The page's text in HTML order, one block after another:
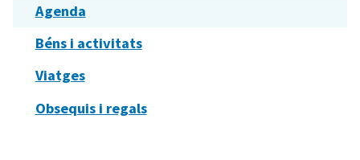
Agenda
Béns i activitats
Viatges
Obsequis i regals